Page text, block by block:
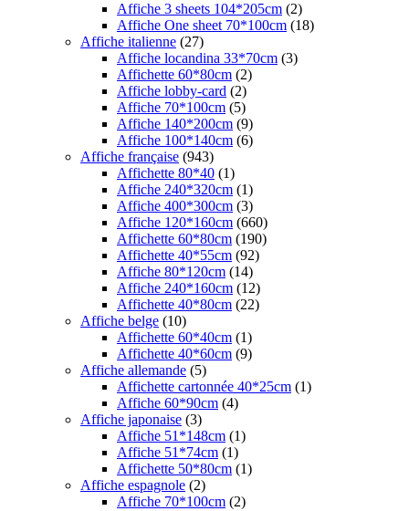
Affiche 3 sheets 104*205cm (2)
Affiche One sheet 70*100cm (18)
Affiche italienne (27)
Affiche locandina 33*70cm (3)
Affichette 60*80cm (2)
Affiche lobby-card (2)
Affiche 70*100cm (5)
Affiche 140*200cm (9)
Affiche 100*140cm (6)
Affiche française (943)
Affichette 80*40 (1)
Affiche 240*320cm (1)
Affiche 400*300cm (3)
Affiche 120*160cm (660)
Affichette 60*80cm (190)
Affichette 40*55cm (92)
Affiche 80*120cm (14)
Affiche 240*160cm (12)
Affichette 40*80cm (22)
Affiche belge (10)
Affichette 60*40cm (1)
Affichette 40*60cm (9)
Affiche allemande (5)
Affichette cartonnée 40*25cm (1)
Affiche 60*90cm (4)
Affiche japonaise (3)
Affiche 51*148cm (1)
Affiche 51*74cm (1)
Affichette 50*80cm (1)
Affiche espagnole (2)
Affiche 70*100cm (2)